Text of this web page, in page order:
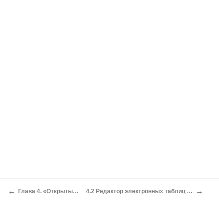
← Глава 4. «Открытый Офис» 4.2 Редактор электронных таблиц «OpenCalc» →